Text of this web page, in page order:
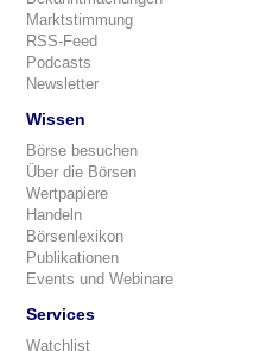
Marktstimmung
RSS-Feed
Podcasts
Newsletter
Wissen
Börse besuchen
Über die Börsen
Wertpapiere
Handeln
Börsenlexikon
Publikationen
Events und Webinare
Services
Watchlist